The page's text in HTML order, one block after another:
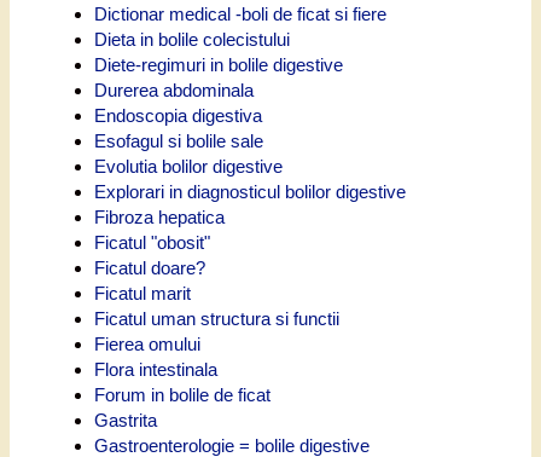
Dictionar medical -boli de ficat si fiere
Dieta in bolile colecistului
Diete-regimuri in bolile digestive
Durerea abdominala
Endoscopia digestiva
Esofagul si bolile sale
Evolutia bolilor digestive
Explorari in diagnosticul bolilor digestive
Fibroza hepatica
Ficatul "obosit"
Ficatul doare?
Ficatul marit
Ficatul uman structura si functii
Fierea omului
Flora intestinala
Forum in bolile de ficat
Gastrita
Gastroenterologie = bolile digestive